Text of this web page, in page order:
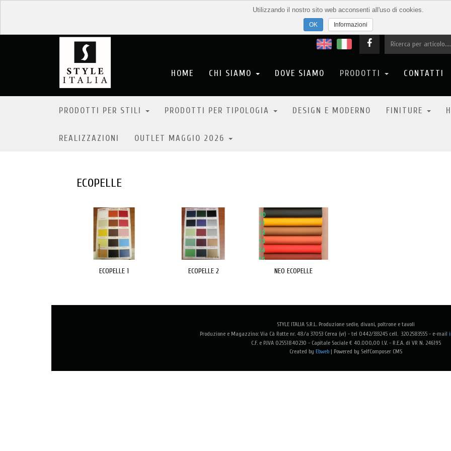
HOME CHI SIAMO DOVE SIAMO PRODOTTI CONTATTI
PRODOTTI PER STILI PRODOTTI PER TIPOLOGIA DESIGN E MODERNO FINITURE
REALIZZAZIONI OUTLET MAGGIO 2026
ECOPELLE
ECOPELLE 1 ECOPELLE 2 NEO ECOPELLE
STYLE ITALIA S.R.L. Produzione sedie, divani, poltrone e tavoli
Produzione e Magazzino: Via Cà Rotte nr. 48/a 37053 Cerea (vr) - tel 0442/333245 cell. 3202583555 - e-mail
C.F. e P.IVA 02551840230 - Capitale Sociale € 40.000,00 I.V. - R.E.A. di VR N. 246195
Created by Ebweb | Powered by SelfComposer CMS
Utilizzando il nostro sito web acconsenti all'uso di cookies.
Informazioni